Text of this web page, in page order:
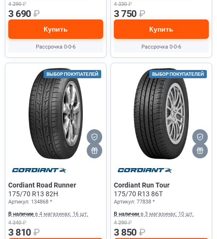
4 290₽
3 690 ₽
Купить
Рассрочка 0-0-6
4 330₽
3 750 ₽
Купить
Рассрочка 0-0-6
ВЫБОР ПОКУПАТЕЛЕЙ
Cordiant Road Runner
175/70 R13 82H
Артикул: 134868 *
В наличии в 4 магазинах: 16 шт.
4 240₽
3 810 ₽
ВЫБОР ПОКУПАТЕЛЕЙ
Cordiant Run Tour
175/70 R13 86T
Артикул: 77838 *
В наличии в 3 магазинах: 10 шт.
4 290₽
3 850 ₽